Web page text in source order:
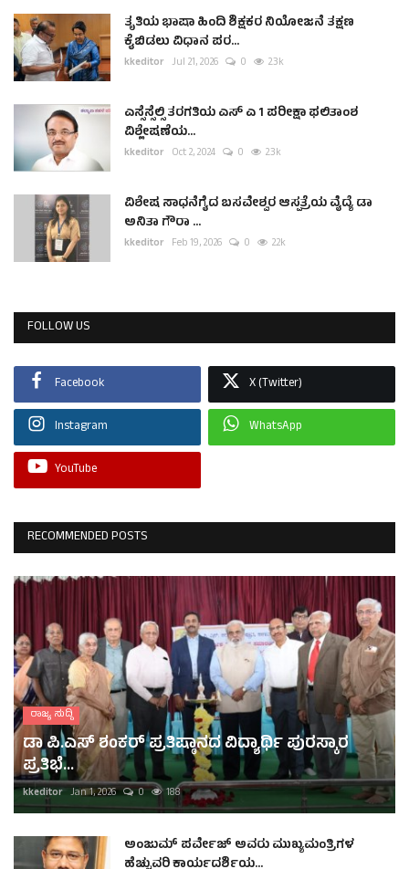
ತೃತಿಯ ಭಾಷಾ ಹಿಂದಿ ಶಿಕ್ಷಕರ ನಿಯೋಜನೆ ತಕ್ಷಣ
ಕೈಬಿಡಲು ವಿಧಾನ ಪರ...
kkeditor Jul 21, 2026 0 2.3k
ಎಸ್ಸೆಸ್ಸೆಲ್ಸಿ ತರಗತಿಯ ಎಸ್ ಎ 1 ಪರೀಕ್ಷಾ ಫಲಿತಾಂಶ
ವಿಶ್ಲೇಷಣೆಯ...
kkeditor Oct 2, 2024 0 2.3k
ವಿಶೇಷ ಸಾಧನೆಗೈದ ಬಸವೇಶ್ವರ ಆಸ್ಪತ್ರೆಯ ವೈದ್ಯೆ ಡಾ
ಅನಿತಾ ಗೌರಾ ...
kkeditor Feb 19, 2026 0 2.2k
FOLLOW US
Facebook X (Twitter)
Instagram WhatsApp
YouTube
RECOMMENDED POSTS
ರಾಜ್ಯ ಸುದ್ದಿ
ಡಾ ಪಿ.ಎಸ್ ಶಂಕರ್ ಪ್ರತಿಷ್ಠಾನದ ವಿದ್ಯಾರ್ಥಿ ಪುರಸ್ಕಾರ
ಪ್ರತಿಭೆ...
kkeditor Jan 1, 2026 0 188
ಅಂಜುಮ್ ಪರ್ವೇಜ್ ಅವರು ಮುಖ್ಯಮಂತ್ರಿಗಳ